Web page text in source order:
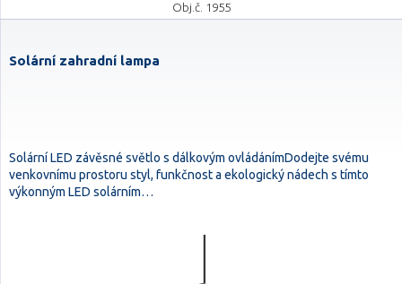
Obj.č. 1955
Solární zahradní lampa
Solární LED závěsné světlo s dálkovým ovládánímDodejte svému
venkovnímu prostoru styl, funkčnost a ekologický nádech s tímto
výkonným LED solárním…